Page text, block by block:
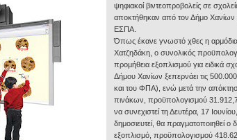
ψηφιακοί βιντεοπροβολείς σε
αποκτήθηκαν από τον Δήμο Χανίων
ΕΣΠΑ.
Όπως έκανε γνωστό χθες η
Χατζηδάκη, ο συνολικός
προμήθεια εξοπλισμού για ειδικά
Δήμου Χανίων ξεπερνάει τις
και του ΦΠΑ), ενώ μετά την
πινάκων, προϋπολογισμού
να συνεχιστεί τη Δευτέρα, 17
δημοσιευτεί, θα πραγματοποιηθεί ο
εξοπλισμό, προϋπολογισμού